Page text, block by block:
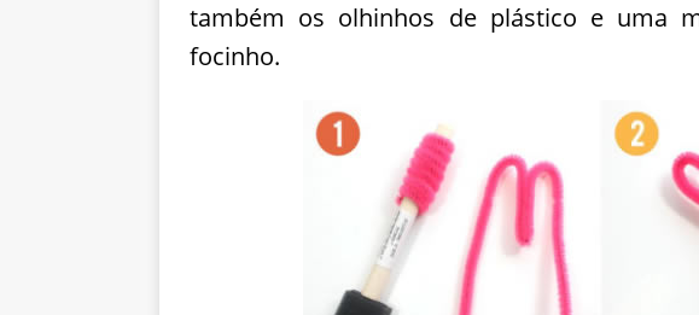
também os olhinhos de plástico e uma
focinho.